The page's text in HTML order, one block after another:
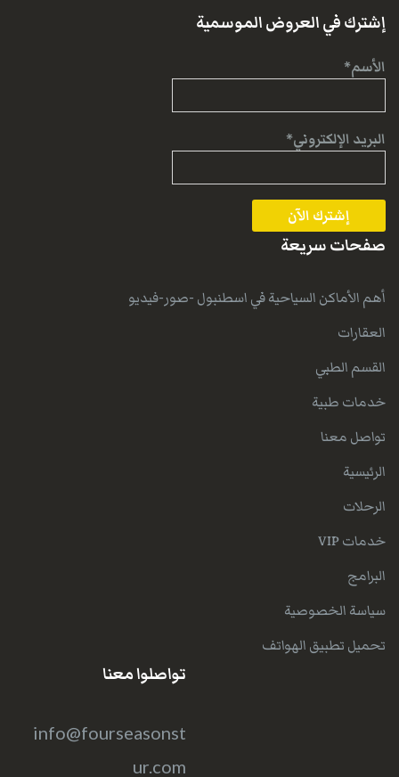
إشترك في العروض الموسمية
الأسم*
البريد الإلكتروني*
صفحات سريعة
أهم الأماكن السياحية في اسطنبول -صور-فيديو
العقارات
القسم الطبي
خدمات طبية
تواصل معنا
الرئيسية
الرحلات
خدمات VIP
البرامج
سياسة الخصوصية
تحميل تطبيق الهواتف
تواصلوا معنا
info@fourseasonst
ur.com